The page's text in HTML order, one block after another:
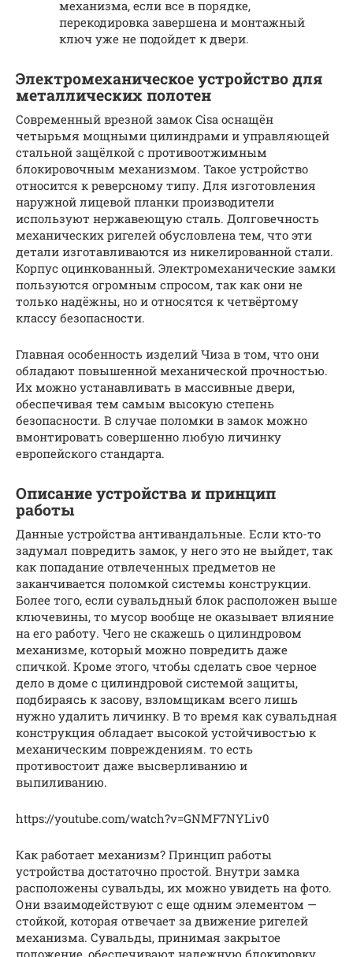
механизма, если все в порядке,
перекодировка завершена и монтажный
ключ уже не подойдет к двери.
Электромеханическое устройство для
металлических полотен
Современный врезной замок Cisa оснащён
четырьмя мощными цилиндрами и управляющей
стальной защёлкой с противоотжимным
блокировочным механизмом. Такое устройство
относится к реверсному типу. Для изготовления
наружной лицевой планки производители
используют нержавеющую сталь. Долговечность
механических ригелей обусловлена тем, что эти
детали изготавливаются из никелированной стали.
Корпус оцинкованный. Электромеханические замки
пользуются огромным спросом, так как они не
только надёжны, но и относятся к четвёртому
классу безопасности.
Главная особенность изделий Чиза в том, что они
обладают повышенной механической прочностью.
Их можно устанавливать в массивные двери,
обеспечивая тем самым высокую степень
безопасности. В случае поломки в замок можно
вмонтировать совершенно любую личинку
европейского стандарта.
Описание устройства и принцип
работы
Данные устройства антивандальные. Если кто-то
задумал повредить замок, у него это не выйдет, так
как попадание отвлеченных предметов не
заканчивается поломкой системы конструкции.
Более того, если сувальдный блок расположен выше
ключевины, то мусор вообще не оказывает влияние
на его работу. Чего не скажешь о цилиндровом
механизме, который можно повредить даже
спичкой. Кроме этого, чтобы сделать свое черное
дело в доме с цилиндровой системой защиты,
подбираясь к засову, взломщикам всего лишь
нужно удалить личинку. В то время как сувальдная
конструкция обладает высокой устойчивостью к
механическим повреждениям. то есть
противостоит даже высверливанию и
выпиливанию.
https://youtube.com/watch?v=GNMF7NYLiv0
Как работает механизм? Принцип работы
устройства достаточно простой. Внутри замка
расположены сувальды, их можно увидеть на фото.
Они взаимодействуют с еще одним элементом —
стойкой, которая отвечает за движение ригелей
механизма. Сувальды, принимая закрытое
положение, обеспечивают надежную блокировку